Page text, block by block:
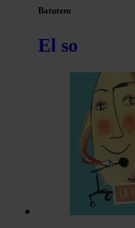
Batutem
El so